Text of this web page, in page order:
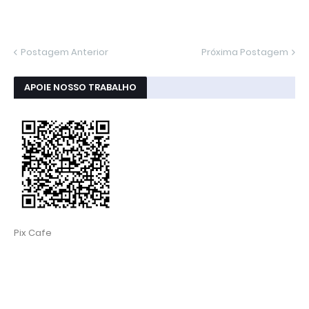
Postagem Anterior Próxima Postagem
APOIE NOSSO TRABALHO
Pix Cafe